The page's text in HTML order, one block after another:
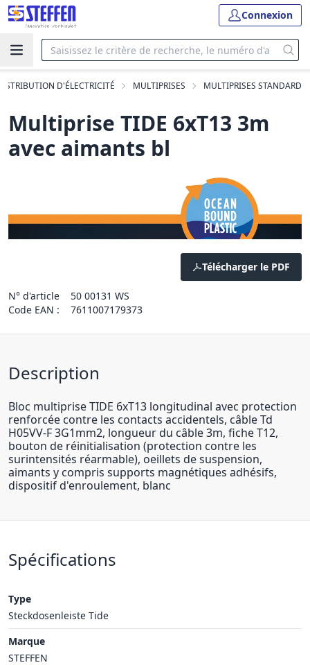
Connexion
D'ÉLECTRICITÉ MULTIPRISES MULTIPRISES STANDARD
Multiprise TIDE 6xT13 3m
avec aimants bl
Télécharger le PDF
N° d'article
50 00131 WS
Code EAN :
7611007179373
Description
Bloc multiprise TIDE 6xT13 longitudinal avec protection
renforcée contre les contacts accidentels, câble Td
H05VV-F 3G1mm2, longueur du câble 3m, fiche T12,
bouton de réinitialisation (protection contre les
surintensités réarmable), oeillets de suspension,
aimants y compris supports magnétiques adhésifs,
dispositif d'enroulement, blanc
Spécifications
Type
Steckdosenleiste Tide
Marque
STEFFEN